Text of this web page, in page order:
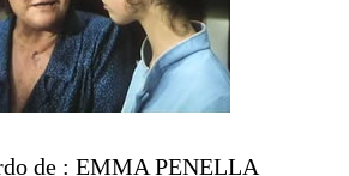
de : EMMA PENELLA